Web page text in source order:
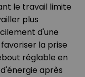
le travail limite
plus
d'une
la prise
réglable en
après